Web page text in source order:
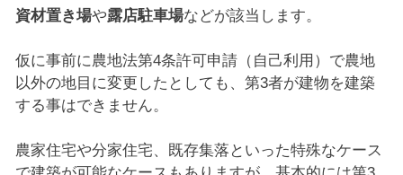
資材置き場や露店駐車場などが該当します。
仮に事前に農地法第4条許可申請（自己利用）で農地
以外の地目に変更したとしても、第3者が建物を建築
する事はできません。
農家住宅や分家住宅、既存集落といった特殊なケース